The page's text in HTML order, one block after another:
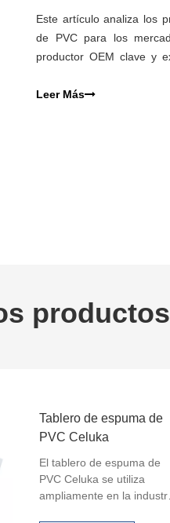
Este artículo analiza los
de PVC para los
productor OEM clave y
interiores.
Leer Más
productos
Tablero de espuma de
PVC Celuka
El tablero de espuma de
PVC Celuka se utiliza
ampliamente en la industria